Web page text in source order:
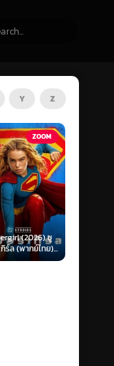
Y Z
HD
Thursday
Club (2025)
ขคดีฆาตกรรมวัน
พฤหัส...